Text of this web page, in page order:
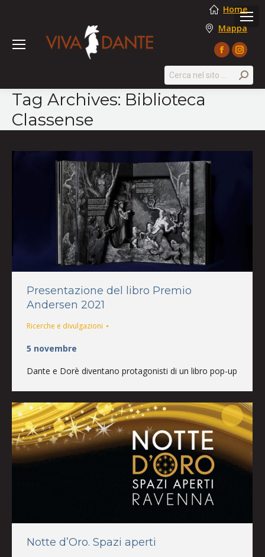
Home
Mappa
Facebook
opens
window
page
opens
Search:
Tag Archives: Biblioteca
Classense
Presentazione del libro Premio
Andersen 2021
Ricerche e divulgazioni
5 novembre
Dante e Dorè diventano protagonisti di un libro pop-up
Notte d’Oro. Spazi aperti